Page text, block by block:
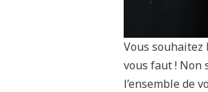
Vous souhaitez
vous faut ! Non
l’ensemble de